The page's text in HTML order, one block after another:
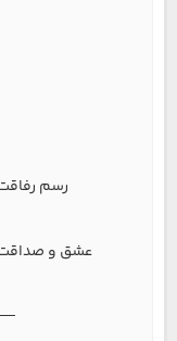
رسم
عشق و